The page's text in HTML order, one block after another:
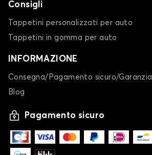
Consigli
Tappetini personalizzati per auto
Tappetini in gomma per auto
INFORMAZIONE
Consegna/Pagamento sicuro/Garanzia
Blog
Pagamento sicuro